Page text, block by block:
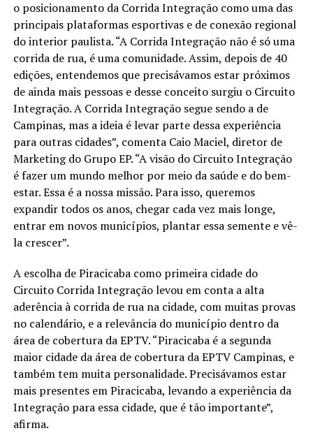
o posicionamento da Corrida Integração como uma das
principais plataformas esportivas e de conexão regional
do interior paulista. “A Corrida Integração não é só uma
corrida de rua, é uma comunidade. Assim, depois de 40
edições, entendemos que precisávamos estar próximos
de ainda mais pessoas e desse conceito surgiu o Circuito
Integração. A Corrida Integração segue sendo a de
Campinas, mas a ideia é levar parte dessa experiência
para outras cidades”, comenta Caio Maciel, diretor de
Marketing do Grupo EP. “A visão do Circuito Integração
é fazer um mundo melhor por meio da saúde e do bem-
estar. Essa é a nossa missão. Para isso, queremos
expandir todos os anos, chegar cada vez mais longe,
entrar em novos municípios, plantar essa semente e vê-
la crescer”.
A escolha de Piracicaba como primeira cidade do
Circuito Corrida Integração levou em conta a alta
aderência à corrida de rua na cidade, com muitas provas
no calendário, e a relevância do município dentro da
área de cobertura da EPTV. “Piracicaba é a segunda
maior cidade da área de cobertura da EPTV Campinas, e
também tem muita personalidade. Precisávamos estar
mais presentes em Piracicaba, levando a experiência da
Integração para essa cidade, que é tão importante”,
afirma.